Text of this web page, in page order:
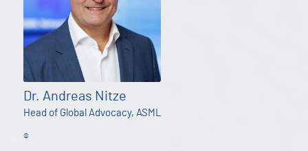
Dr. Andreas Nitze
Head of Global Advocacy, ASML
©